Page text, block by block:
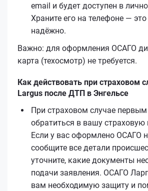
email и будет доступен в
Храните его на телефоне —
надёжно.
Важно: для оформления ОСАГО
карта (техосмотр) не требуется.
Как действовать при страховом
Largus после ДТП в Энгельсе
При страховом случае
обратиться в вашу
Если у вас оформлено ОСАГО
сообщите все детали
уточните, какие документы
подачи заявления. ОСАГО
вам необходимую защиту и